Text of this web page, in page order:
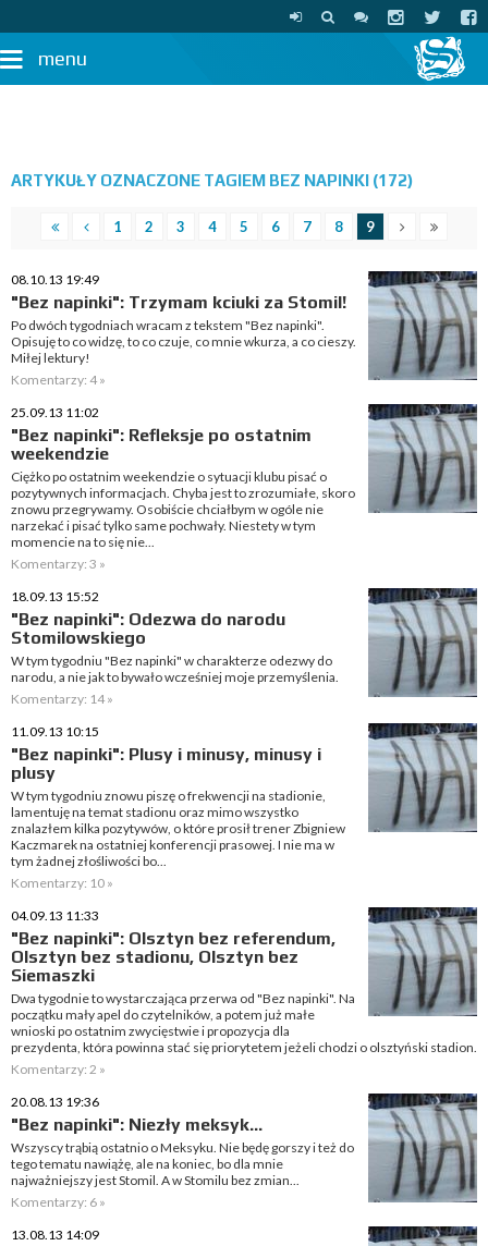
menu
ARTYKUŁY OZNACZONE TAGIEM BEZ NAPINKI (172)
1 2 3 4 5 6 7 8 9
08.10.13 19:49
"Bez napinki": Trzymam kciuki za Stomil!
Po dwóch tygodniach wracam z tekstem "Bez napinki".
Opisuję to co widzę, to co czuje, co mnie wkurza, a co cieszy.
Miłej lektury!
Komentarzy: 4 »
25.09.13 11:02
"Bez napinki": Refleksje po ostatnim
weekendzie
Ciężko po ostatnim weekendzie o sytuacji klubu pisać o
pozytywnych informacjach. Chyba jest to zrozumiałe, skoro
znowu przegrywamy. Osobiście chciałbym w ogóle nie
narzekać i pisać tylko same pochwały. Niestety w tym
momencie na to się nie...
Komentarzy: 3 »
18.09.13 15:52
"Bez napinki": Odezwa do narodu
Stomilowskiego
W tym tygodniu "Bez napinki" w charakterze odezwy do
narodu, a nie jak to bywało wcześniej moje przemyślenia.
Komentarzy: 14 »
11.09.13 10:15
"Bez napinki": Plusy i minusy, minusy i
plusy
W tym tygodniu znowu piszę o frekwencji na stadionie,
lamentuję na temat stadionu oraz mimo wszystko
znalazłem kilka pozytywów, o które prosił trener Zbigniew
Kaczmarek na ostatniej konferencji prasowej. I nie ma w
tym żadnej złośliwości bo...
Komentarzy: 10 »
04.09.13 11:33
"Bez napinki": Olsztyn bez referendum,
Olsztyn bez stadionu, Olsztyn bez
Siemaszki
Dwa tygodnie to wystarczająca przerwa od "Bez napinki". Na
początku mały apel do czytelników, a potem już małe
wnioski po ostatnim zwycięstwie i propozycja dla
prezydenta, która powinna stać się priorytetem jeżeli chodzi o olsztyński stadion.
Komentarzy: 2 »
20.08.13 19:36
"Bez napinki": Niezły meksyk...
Wszyscy trąbią ostatnio o Meksyku. Nie będę gorszy i też do
tego tematu nawiążę, ale na koniec, bo dla mnie
najważniejszy jest Stomil. A w Stomilu bez zmian...
Komentarzy: 6 »
13.08.13 14:09